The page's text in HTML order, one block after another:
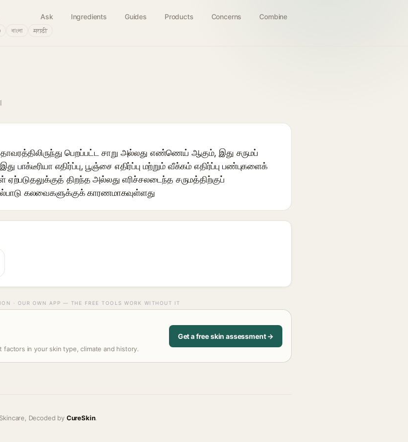
Ask Ingredients Guides Products Concerns Combine
বাংলা मराठी
பெறப்பட்ட சாறு அல்லது எண்ணெய் ஆகும், இது சருமப்
பாக்டீரியா எதிர்ப்பு, பூஞ்சை எதிர்ப்பு மற்றும் வீக்கம் எதிர்ப்பு பண்புகளைக்
திறந்த அல்லது எரிச்சலடைந்த சருமத்திற்குப்
கலவைகளுக்குக் காரணமாகவுள்ளது
· OUR OWN APP — THE FREE TOOLS WORK WITHOUT IT
factors in your skin type, climate and history.
Get a free skin assessment →
Decoded by CureSkin.